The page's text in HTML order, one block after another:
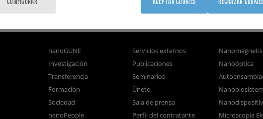
nanoGUNE
Investigación
Transferencia
Formación
Sociedad
nanoPeople
Servicios externos
Publicaciones
Seminarios
Únete
Sala de prensa
Perfil del contratante
Nanoóptica
Microscopía